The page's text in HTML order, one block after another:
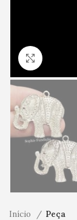
Início Peça